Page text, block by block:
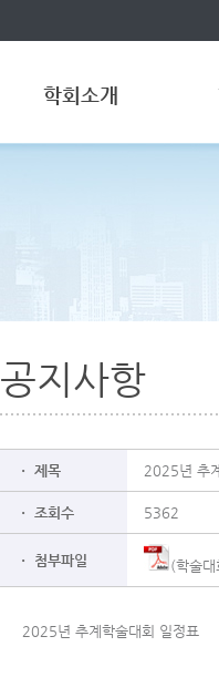
학회소개
공지사항
ㆍ 제목 2025년 추
ㆍ 조회수 5362
ㆍ 첨부파일 (학술
2025년 추계학술대회 일정표